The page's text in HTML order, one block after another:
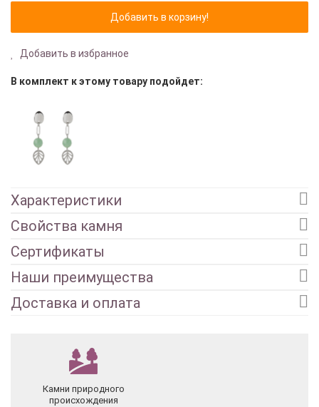
Добавить в избранное
В комплект к этому товару подойдет:
Характеристики
Свойства камня
Сертификаты
Наши преимущества
Доставка и оплата
Камни природного
происхождения